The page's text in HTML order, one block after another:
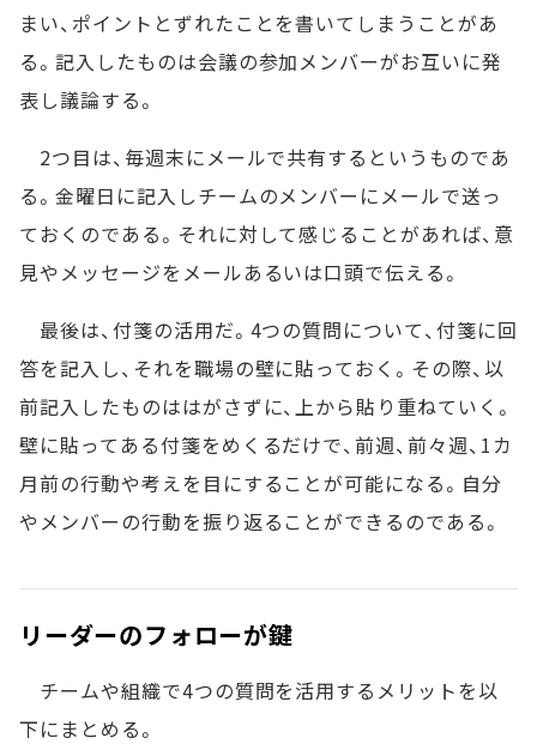
まい、ポイントとずれたことを書いてしまうことがあ
る。記入したものは会議の参加メンバーがお互いに発
表し議論する。
2つ目は、毎週末にメールで共有するというものであ
る。金曜日に記入しチームのメンバーにメールで送っ
ておくのである。それに対して感じることがあれば、意
見やメッセージをメールあるいは口頭で伝える。
最後は、付箋の活用だ。4つの質問について、付箋に回
答を記入し、それを職場の壁に貼っておく。その際、以
前記入したものははがさずに、上から貼り重ねていく。
壁に貼ってある付箋をめくるだけで、前週、前々週、1カ
月前の行動や考えを目にすることが可能になる。自分
やメンバーの行動を振り返ることができるのである。
リーダーのフォローが鍵
チームや組織で4つの質問を活用するメリットを以
下にまとめる。